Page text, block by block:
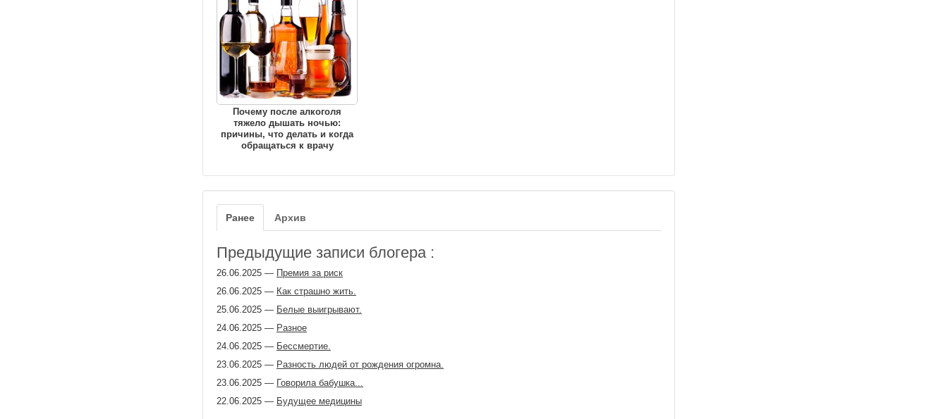
Почему после алкоголя
тяжело дышать ночью:
причины, что делать и когда
обращаться к врачу
Ранее Архив
Предыдущие записи блогера :
26.06.2025 — Премия за риск
26.06.2025 — Как страшно жить.
25.06.2025 — Белые выигрывают.
24.06.2025 — Разное
24.06.2025 — Бессмертие.
23.06.2025 — Разность людей от рождения огромна.
23.06.2025 — Говорила бабушка...
22.06.2025 — Будущее медицины